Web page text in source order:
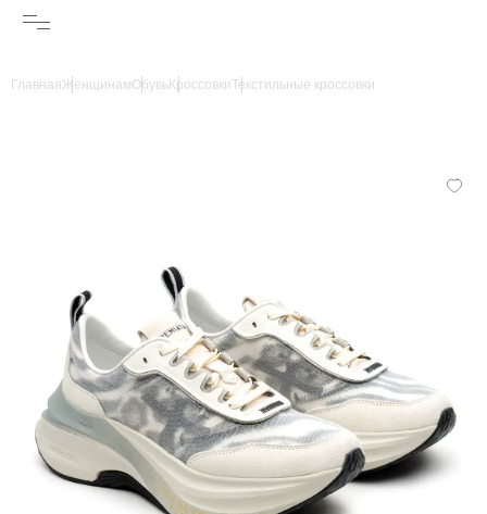
ГлавнаяЖенщинамОбувьКроссовкиТекстильные кроссовки